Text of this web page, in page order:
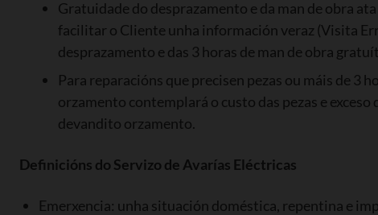
Gratuidade do desprazamento e da man de obra
facilitar o Cliente unha información veraz (Visita
desprazamento e das 3 horas de man de obra
Para reparacións que precisen pezas ou máis de 3
orzamento contemplará o custo das pezas e
devandito orzamento.
Definicións do Servizo de Avarías Eléctricas
Emerxencia: unha situación doméstica, repentina e